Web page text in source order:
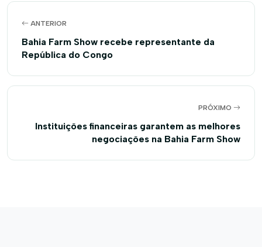
ANTERIOR
Bahia Farm Show recebe representante da
República do Congo
PRÓXIMO
Instituições financeiras garantem as melhores
negociações na Bahia Farm Show